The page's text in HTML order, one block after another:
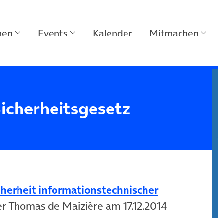
Events Kalender Mitmachen
informationstechnischer
Thomas de Maizière am 17.12.2014